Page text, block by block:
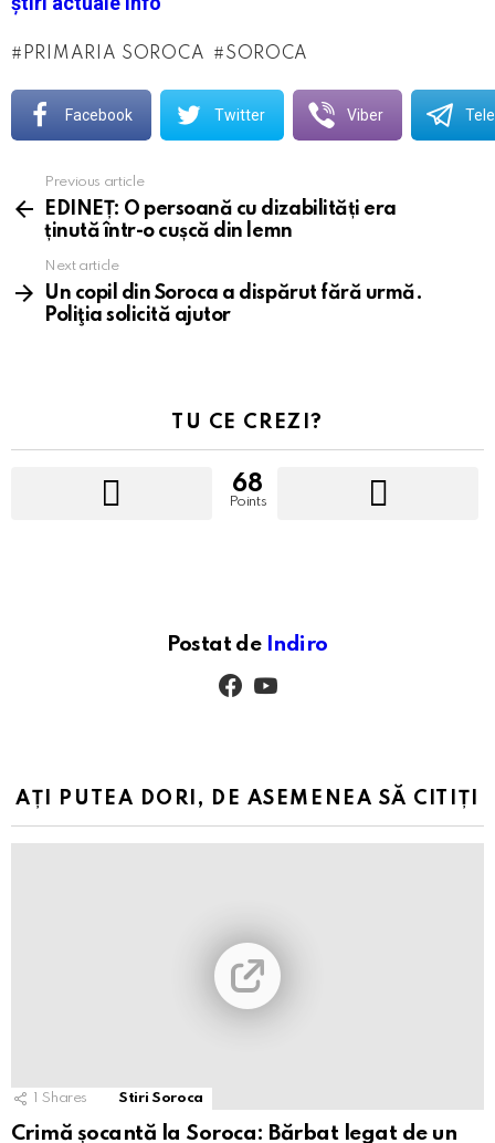
PRIMARIA SOROCA SOROCA
Facebook Twitter Viber
more
Previous article
EDINEȚ: O persoană cu dizabilități era
ținută într-o cușcă din lemn
Next article
Un copil din Soroca a dispărut fără urmă.
Poliţia solicită ajutor
TU CE CREZI?
68
Points
Postat de Indiro
AȚI PUTEA DORI, DE ASEMENEA SĂ CITIȚI
1 Shares Stiri Soroca
Crimă șocantă la Soroca: Bărbat legat de un